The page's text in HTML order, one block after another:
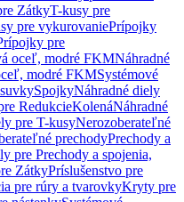
ZátkyT-kusy pre
pre vykurovaniePrípojky
pre
oceľ, modré FKMNáhradné
modré FKMSystémové
SpojkyNáhradné diely
RedukcieKolenáNáhradné
pre T-kusyNerozoberateľné
prechodyPrechody a
pre Prechody a spojenia,
ZátkyPríslušenstvo pre
pre rúry a tvarovkyKryty pre